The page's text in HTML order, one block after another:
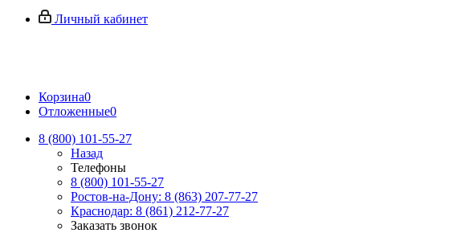
Личный кабинет
Корзина0
Отложенные0
8 (800) 101-55-27
Назад
Телефоны
8 (800) 101-55-27
Ростов-на-Дону: 8 (863) 207-77-27
Краснодар: 8 (861) 212-77-27
Заказать звонок